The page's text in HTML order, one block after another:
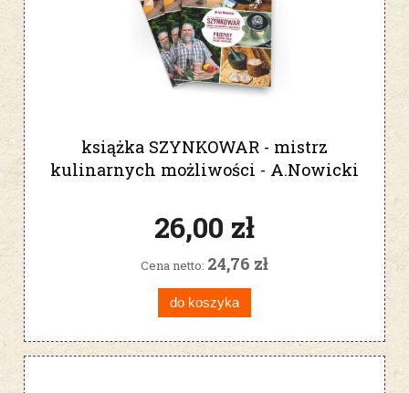
książka SZYNKOWAR - mistrz
kulinarnych możliwości - A.Nowicki
26,00 zł
Cena netto: 24,76 zł
do koszyka